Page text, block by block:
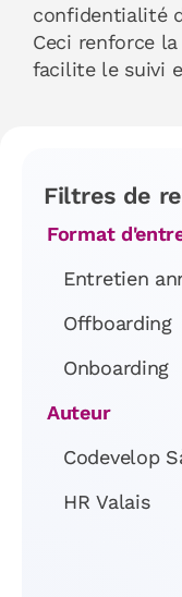
confidentialité
Ceci renforce
facilite le suivi
Filtres de
Entretien
Offboarding
Onboarding
Format
Codevelop
HR Valais
Auteur